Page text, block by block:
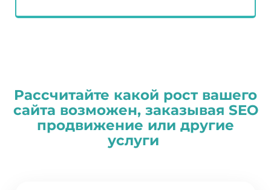
Рассчитайте какой рост вашего
сайта возможен, заказывая SEO
продвижение или другие
услуги